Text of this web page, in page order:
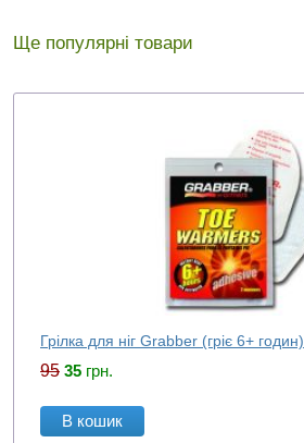
Ще популярні товари
Грілка для ніг Grabber (гріє 6+ годин)
95 35 грн.
В кошик